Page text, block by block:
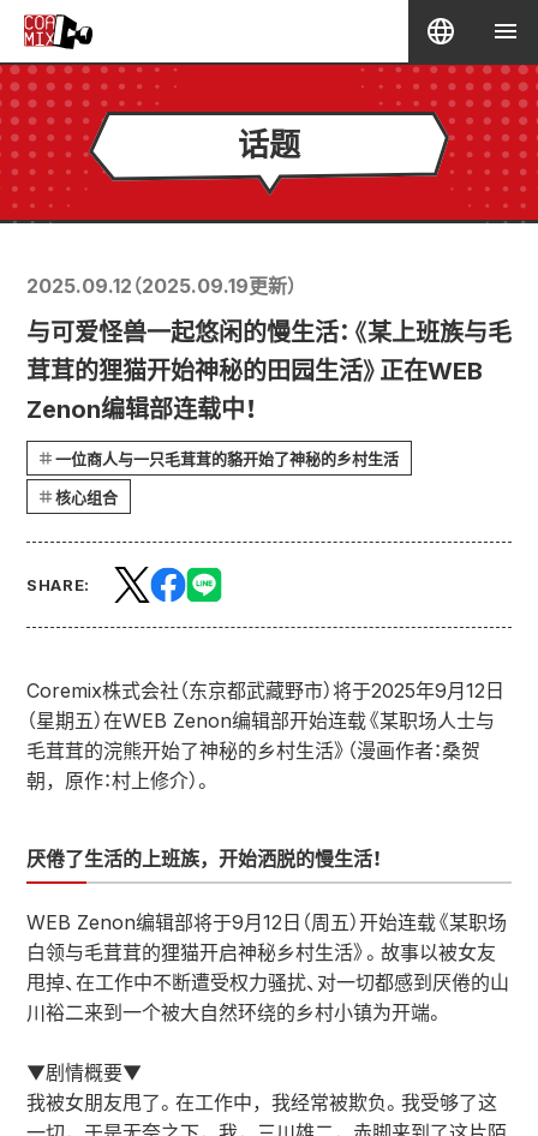
话题
2025.09.12 （2025.09.19更新）
与可爱怪兽一起悠闲的慢生活：《某上班族与毛
茸茸的狸猫开始神秘的田园生活》正在WEB
Zenon编辑部连载中！
一位商人与一只毛茸茸的貉开始了神秘的乡村生活
核心组合
SHARE:
Coremix株式会社（东京都武藏野市）将于2025年9月12日
（星期五）在WEB Zenon编辑部开始连载《某职场人士与
毛茸茸的浣熊开始了神秘的乡村生活》（漫画作者：桑贺
朝，原作：村上修介）。
厌倦了生活的上班族，开始洒脱的慢生活！
WEB Zenon编辑部将于9月12日（周五）开始连载《某职场
白领与毛茸茸的狸猫开启神秘乡村生活》。故事以被女友
甩掉、在工作中不断遭受权力骚扰、对一切都感到厌倦的山
川裕二来到一个被大自然环绕的乡村小镇为开端。
▼剧情概要▼
我被女朋友甩了。在工作中，我经常被欺负。我受够了这